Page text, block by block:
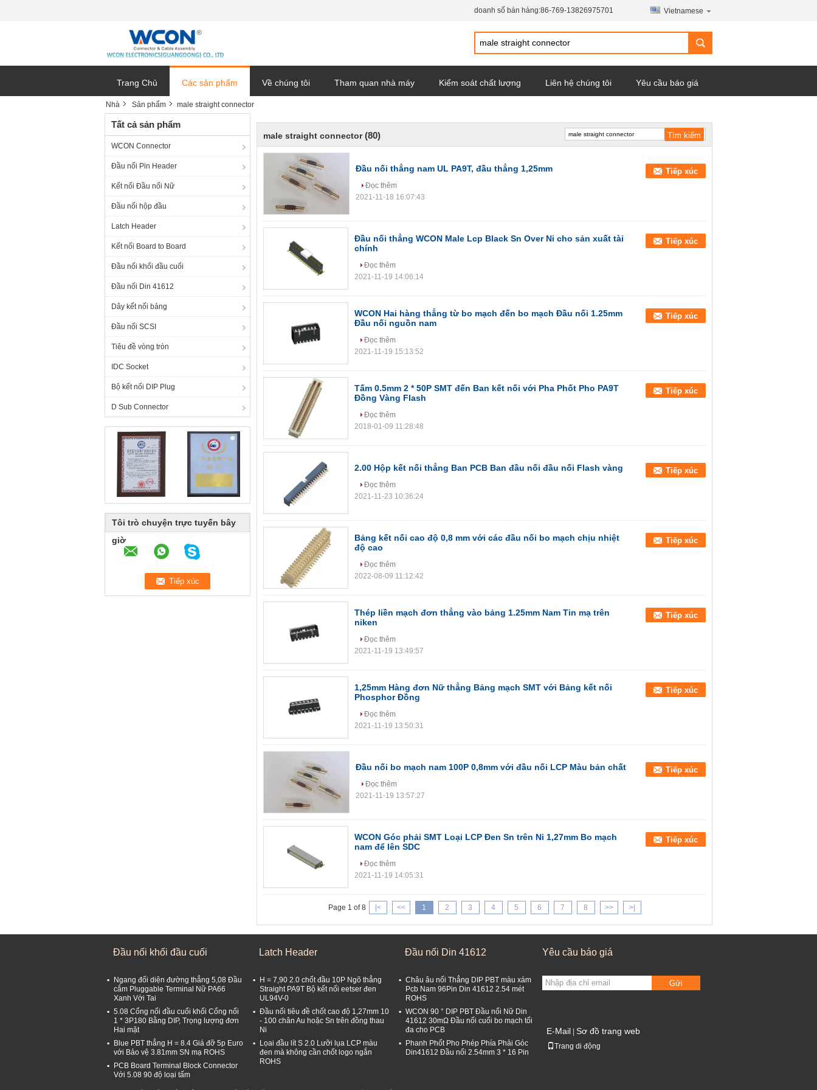
doanh số bán hàng:86-769-13826975701 Vietnamese
Trang Chủ Các sản phẩm Về chúng tôi Tham quan nhà máy Kiểm soát chất lượng Liên hệ chúng tôi Yêu cầu báo giá
Nhà Sản phẩm male straight connector
Tất cả sản phẩm
WCON Connector
Đầu nối Pin Header
Kết nối Đầu nối Nữ
Đầu nối hộp đầu
Latch Header
Kết nối Board to Board
Đầu nối khối đầu cuối
Đầu nối Din 41612
Dây kết nối bảng
Đầu nối SCSI
Tiêu đề vòng tròn
IDC Socket
Bộ kết nối DIP Plug
D Sub Connector
Tôi trò chuyện trực tuyến bây
giờ
male straight connector (80)
Đầu nối thẳng nam UL PA9T, đầu thẳng 1,25mm Tiếp xúc
Đọc thêm
2021-11-18 16:07:43
Đầu nối thẳng WCON Male Lcp Black Sn Over Ni cho sản xuất tài
chính
Tiếp xúc
Đọc thêm
2021-11-19 14:06:14
WCON Hai hàng thẳng từ bo mạch đến bo mạch Đầu nối 1.25mm
Đầu nối nguồn nam
Tiếp xúc
Đọc thêm
2021-11-19 15:13:52
Tấm 0.5mm 2 * 50P SMT đến Ban kết nối với Pha Phốt Pho PA9T
Đồng Vàng Flash
Tiếp xúc
Đọc thêm
2018-01-09 11:28:48
2.00 Hộp kết nối thẳng Ban PCB Ban đầu nối đầu nối Flash vàng Tiếp xúc
Đọc thêm
2021-11-23 10:36:24
Bảng kết nối cao độ 0,8 mm với các đầu nối bo mạch chịu nhiệt
độ cao
Tiếp xúc
Đọc thêm
2022-08-09 11:12:42
Thép liền mạch đơn thẳng vào bảng 1.25mm Nam Tin mạ trên
niken
Tiếp xúc
Đọc thêm
2021-11-19 13:49:57
1,25mm Hàng đơn Nữ thẳng Bảng mạch SMT với Bảng kết nối
Phosphor Đồng
Tiếp xúc
Đọc thêm
2021-11-19 13:50:31
Đầu nối bo mạch nam 100P 0,8mm với đầu nối LCP Màu bản chất Tiếp xúc
Đọc thêm
2021-11-19 13:57:27
WCON Góc phải SMT Loại LCP Đen Sn trên Ni 1,27mm Bo mạch
nam để lên SDC
Tiếp xúc
Đọc thêm
2021-11-19 14:05:31
Page 1 of 8 |< << 1 2 3 4 5 6 7 8 >> >|
Đầu nối khối đầu cuối
Ngang đối diện đường thẳng 5,08 Đầu
cắm Pluggable Terminal Nữ PA66
Xanh Với Tai
5.08 Cổng nối đầu cuối khối Cổng nối
1 * 3P180 Bằng DIP, Trọng lượng đơn
Hai mặt
Blue PBT thẳng H = 8.4 Giá đỡ 5p Euro
với Bảo vệ 3.81mm SN mạ ROHS
PCB Board Terminal Block Connector
Với 5.08 90 độ loại tấm
Latch Header
H = 7,90 2.0 chốt đầu 10P Ngõ thẳng
Straight PA9T Bộ kết nối eetser đen
UL94V-0
Đầu nối tiêu đề chốt cao độ 1,27mm 10
- 100 chân Au hoặc Sn trên đồng thau
Ni
Lọai đầu lít S 2.0 Lưỡi lụa LCP màu
đen mà không cần chốt logo ngắn
ROHS
Đầu nối Din 41612
Châu âu nối Thẳng DIP PBT màu xám
Pcb Nam 96Pin Din 41612 2.54 mét
ROHS
WCON 90 ° DIP PBT Đầu nối Nữ Din
41612 30mΩ Đầu nối cuối bo mạch tối
đa cho PCB
Phanh Phốt Pho Phép Phía Phải Góc
Din41612 Đầu nối 2.54mm 3 * 16 Pin
Yêu cầu báo giá
Gửi
E-Mail Sơ đồ trang web
Trang di động